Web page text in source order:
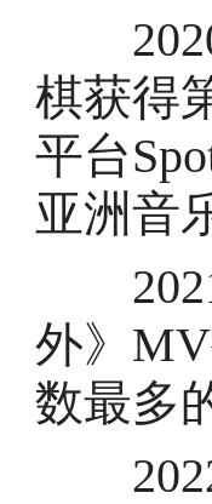
2020
棋获得
平台
亚洲音
2021
外》
数最多
2022